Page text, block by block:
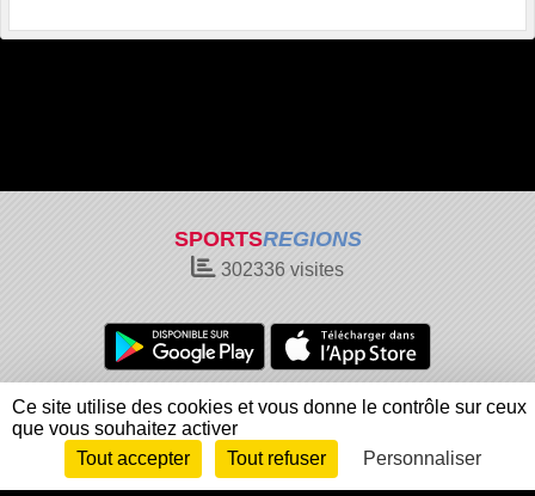
SPORTSREGIONS
302336 visites
Charte cookies
Gestion des cookies
Informations légales
Signaler un contenu inapproprié
Envie de participer ?
Connexion
Ce site utilise des cookies et vous donne le contrôle sur ceux
que vous souhaitez activer
Tout accepter
Tout refuser Personnaliser